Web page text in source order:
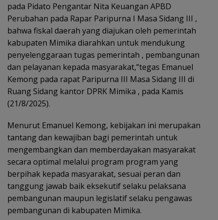
pada Pidato Pengantar Nita Keuangan APBD
Perubahan pada Rapar Paripurna I Masa Sidang III ,
bahwa fiskal daerah yang diajukan oleh pemerintah
kabupaten Mimika diarahkan untuk mendukung
penyelenggaraan tugas pemerintah , pembangunan
dan pelayanan kepada masyarakat,”tegas Emanuel
Kemong pada rapat Paripurna III Masa Sidang III di
Ruang Sidang kantor DPRK Mimika , pada Kamis
(21/8/2025).
Menurut Emanuel Kemong, kebijakan ini merupakan
tantang dan kewajiban bagi pemerintah untuk
mengembangkan dan memberdayakan masyarakat
secara optimal melalui program program yang
berpihak kepada masyarakat, sesuai peran dan
tanggung jawab baik eksekutif selaku pelaksana
pembangunan maupun legislatif selaku pengawas
pembangunan di kabupaten Mimika.